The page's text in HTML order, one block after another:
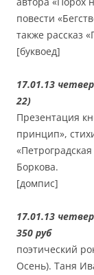
повести
также рассказ
[буквоед]
17.01.13
22)
Презентация
принцип»,
Боркова.
[домпис]
17.01.13
350 руб
поэтический
Осень). Таня